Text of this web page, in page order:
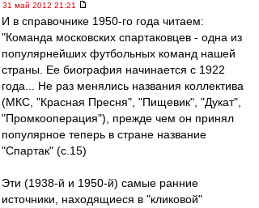
31 май 2012 21:21
И в справочнике 1950-го года читаем:
"Команда московских спартаковцев - одна из
популярнейших футбольных команд нашей
страны. Ее биография начинается с 1922
года... Не раз менялись названия коллектива
(МКС, "Красная Пресня", "Пищевик", "Дукат",
"Промкооперация"), прежде чем он принял
популярное теперь в стране название
"Спартак" (с.15)
Эти (1938-й и 1950-й) самые ранние
источники, находящиеся в "кликовой"